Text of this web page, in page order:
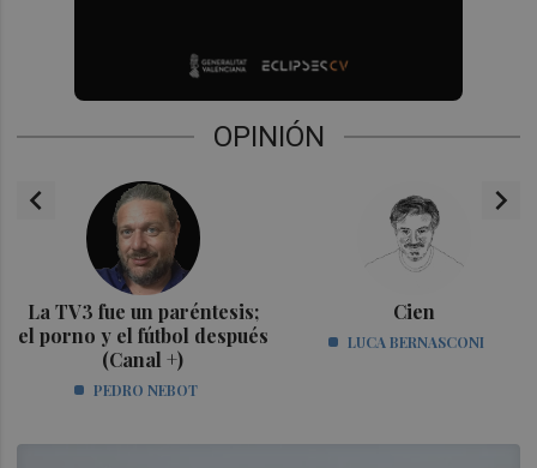
OPINIÓN
chevron_left
La TV3 fue un paréntesis;
el porno y el fútbol después
(Canal +)
PEDRO NEBOT
Cien
LUCA BERNASCONI
chevron_right